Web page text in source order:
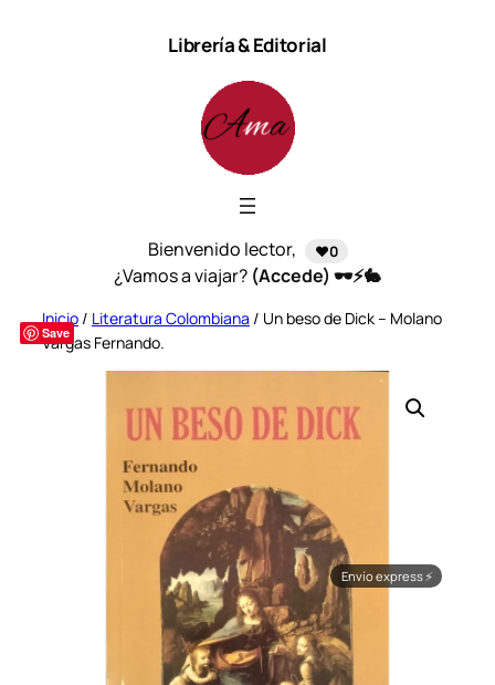
Librería & Editorial
Bienvenido lector, ❤️0
¿Vamos a viajar? (Accede) 🕶️⚡🐇
Save
Inicio / Literatura Colombiana / Un beso de Dick – Molano
Vargas Fernando.
Envío express⚡